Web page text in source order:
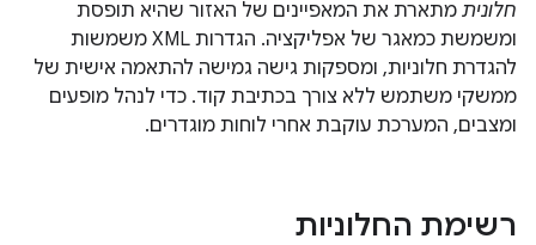
חלונית מתארת את המאפיינים של האזור שהיא תופסת
ומשמשת כמאגר של אפליקציה. הגדרות XML משמשות
להגדרת חלוניות, ומספקות גישה גמישה להתאמה אישית של
ממשקי משתמש ללא צורך בכתיבת קוד. כדי לנהל מופעים
ומצבים, המערכת עוקבת אחרי לוחות מוגדרים.
רשימת החלוניות